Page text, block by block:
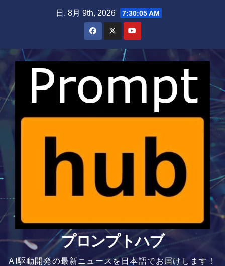
日. 8月 9th, 2026 7:30:06 AM
プロンプトハブ
AI駆動開発の最新ニュースを日本語でお届けします！